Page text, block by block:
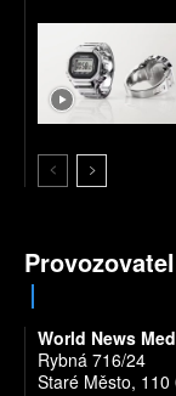
World News
Rybná 716/24
Staré Město, 110